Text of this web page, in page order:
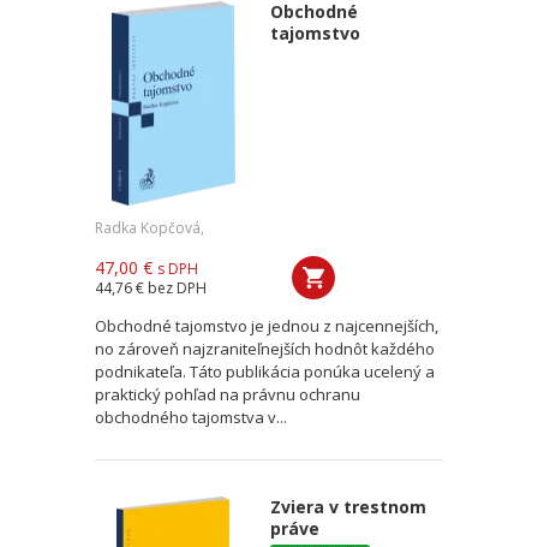
Obchodné
tajomstvo
Radka Kopčová,
47,00 € s DPH
44,76 € bez DPH
Obchodné tajomstvo je jednou z najcennejších,
no zároveň najzraniteľnejších hodnôt každého
podnikateľa. Táto publikácia ponúka ucelený a
praktický pohľad na právnu ochranu
obchodného tajomstva v...
Zviera v trestnom
práve